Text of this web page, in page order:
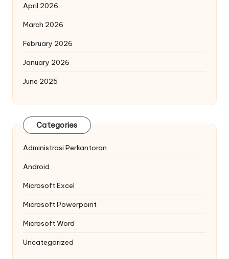
April 2026
March 2026
February 2026
January 2026
June 2025
Categories
Administrasi Perkantoran
Android
Microsoft Excel
Microsoft Powerpoint
Microsoft Word
Uncategorized